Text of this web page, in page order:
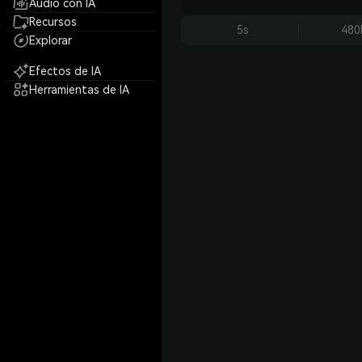
Audio con IA
Recursos
Explorar
Efectos de IA
Herramientas de IA
5s